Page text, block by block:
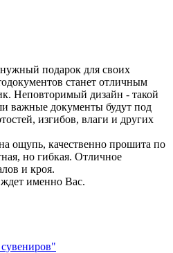
подарок для своих
станет отличным
Неповторимый дизайн - такой
важные документы будут под
изгибов, влаги и других
ощупь, качественно прошита по
но гибкая. Отличное
и кроя.
именно Вас.